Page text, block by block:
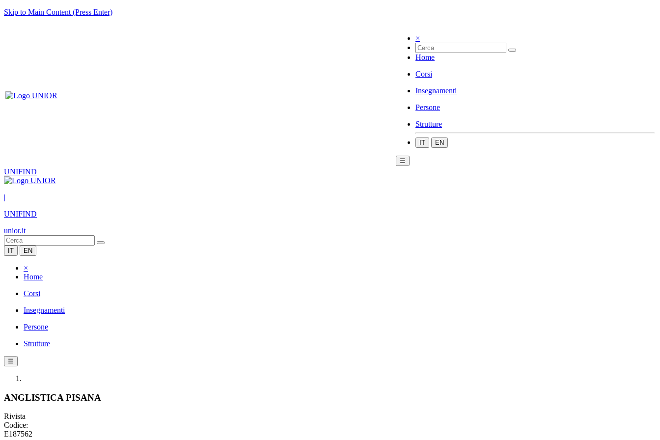
Skip to Main Content (Press Enter)
×
Home
Corsi
Insegnamenti
Persone
Strutture
IT EN
☰
UNIFIND
|
UNIFIND
unior.it
IT EN
×
Home
Corsi
Insegnamenti
Persone
Strutture
☰
ANGLISTICA PISANA
Rivista
Codice:
E187562